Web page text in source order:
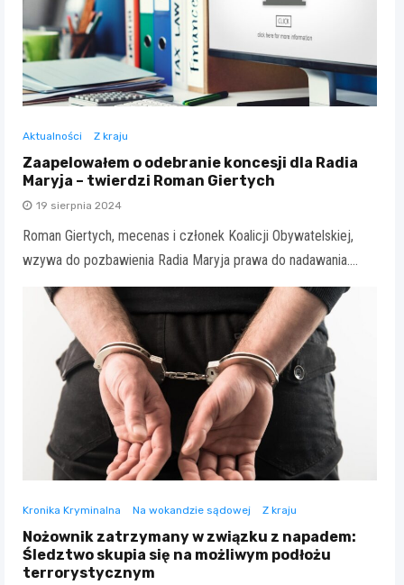
Aktualności Z kraju
Zaapelowałem o odebranie koncesji dla Radia
Maryja – twierdzi Roman Giertych
19 sierpnia 2024
Roman Giertych, mecenas i członek Koalicji Obywatelskiej,
wzywa do pozbawienia Radia Maryja prawa do nadawania.…
Kronika Kryminalna Na wokandzie sądowej Z kraju
Nożownik zatrzymany w związku z napadem:
Śledztwo skupia się na możliwym podłożu
terrorystycznym